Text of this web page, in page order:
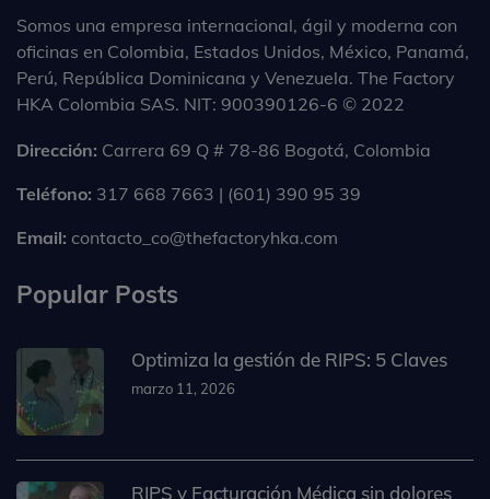
Somos una empresa internacional, ágil y moderna con
oficinas en Colombia, Estados Unidos, México, Panamá,
Perú, República Dominicana y Venezuela. The Factory
HKA Colombia SAS. NIT: 900390126-6 © 2022
Dirección: Carrera 69 Q # 78-86 Bogotá, Colombia
Teléfono: 317 668 7663 | (601) 390 95 39
Email: contacto_co@thefactoryhka.com
Popular Posts
Optimiza la gestión de RIPS: 5 Claves
marzo 11, 2026
RIPS y Facturación Médica sin dolores